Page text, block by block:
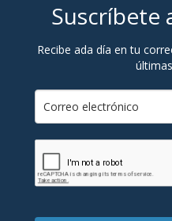
Suscríbete
Recibe ada día en tu